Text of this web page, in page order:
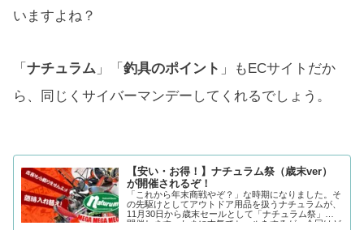
いますよね？
「 ナチュラム 」「 釣具のポイント 」もECサイトだか
ら、同じくサイバーマンデーしてくれるでしょう。
【安い・お得！】ナチュラム祭（歳末ver）
が開催されるぞ！
「これから年末商戦やぞ？」な時期になりました。そ
の先駆けとしてアウトドア用品を扱うナチュラムが、
11月30日から歳末セールとして「ナチュラム祭」を
開催します。たまに本気でセールをするが、今回はど